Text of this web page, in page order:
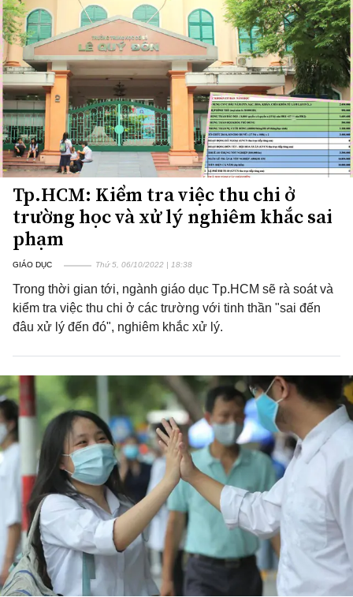
Tp.HCM: Kiểm tra việc thu chi ở
trường học và xử lý nghiêm khắc sai
phạm
GIÁO DỤC Thứ 5, 06/10/2022 | 18:38
Trong thời gian tới, ngành giáo dục Tp.HCM sẽ rà soát và
kiểm tra việc thu chi ở các trường với tinh thần "sai đến
đâu xử lý đến đó", nghiêm khắc xử lý.